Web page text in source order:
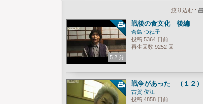
絞り込む :
5.2 分
戦後の食文化 後編
倉島 つね子
投稿 5364 日前
再生回数 9252 回
戦争があった （１２）
古賀 俊江
投稿 4858 日前